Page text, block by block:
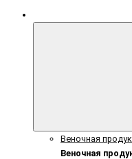
Веночная
Веночная